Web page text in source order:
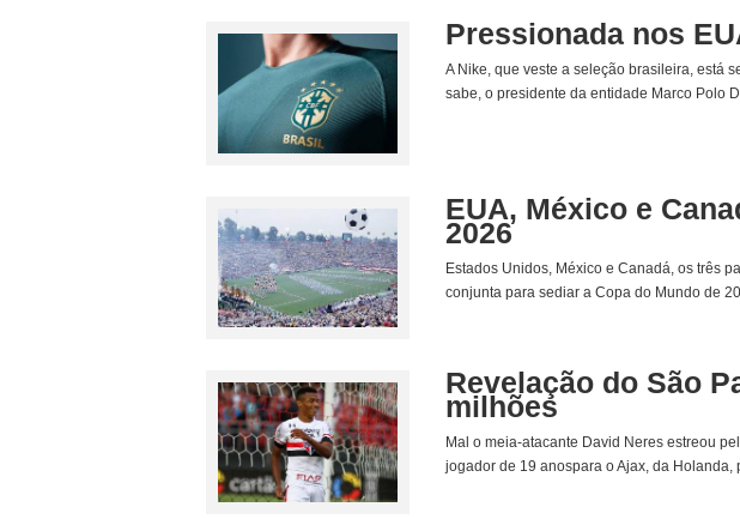
Pressionada nos
A Nike, que veste a seleção brasileira, está
sabe, o presidente da entidade Marco Polo
EUA, México e
2026
Estados Unidos, México e Canadá, os três
conjunta para sediar a Copa do Mundo de
Revelação do São
milhões
Mal o meia-atacante David Neres estreou
jogador de 19 anospara o Ajax, da